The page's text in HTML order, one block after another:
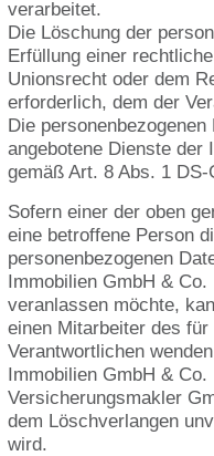
verarbeitet.
Die Löschung der
Erfüllung einer
Unionsrecht oder dem
erforderlich, dem der
Die
angebotene Dienste der
gemäß Art. 8 Abs. 1 DS-
Sofern einer der oben
eine betroffene Person
personenbezogenen
Immobilien GmbH &
veranlassen möchte,
einen Mitarbeiter des für
Verantwortlichen
Immobilien GmbH & Co.
Versicherungsmakler
dem Löschverlangen
wird.